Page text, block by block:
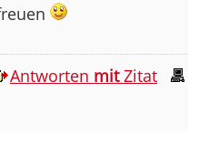
Antworten mitZitat